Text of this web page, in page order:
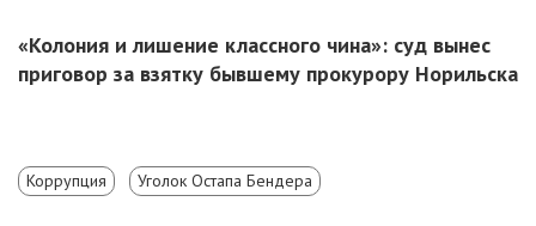
«Колония и лишение классного чина»: суд вынес
приговор за взятку бывшему прокурору Норильска
Коррупция Уголок Остапа Бендера